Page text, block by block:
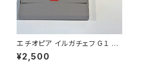
エチオピア イルガチェフ G１ ナ
チュラル 200g
¥2,500